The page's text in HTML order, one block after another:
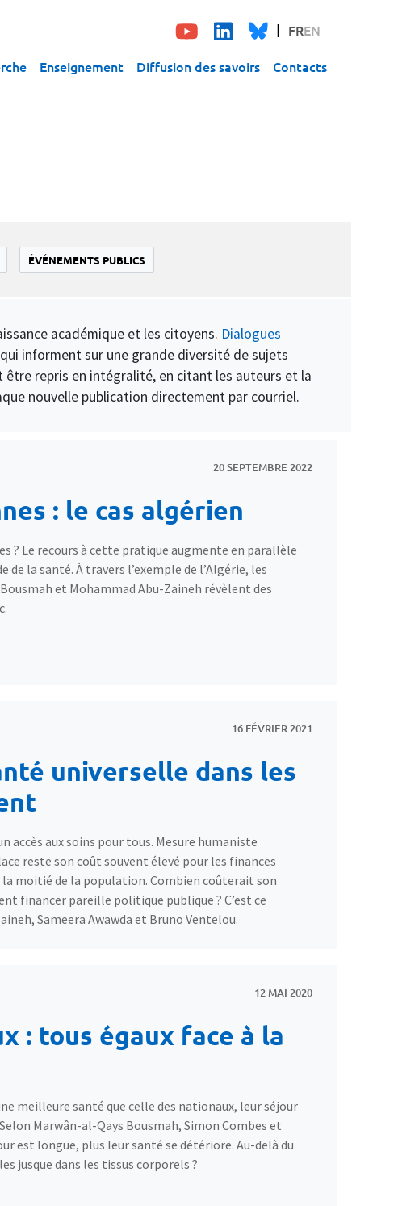
FREN
Enseignement Diffusion des savoirs Contacts
ÉVÉNEMENTS PUBLICS
académique et les citoyens. Dialogues
informent sur une grande diversité de sujets
être repris en intégralité, en citant les auteurs et la
nouvelle publication directement par courriel.
: le cas algérien
? Le recours à cette pratique augmente en parallèle
la santé. À travers l’exemple de l’Algérie, les
et Mohammad Abu-Zaineh révèlent des
20 SEPTEMBRE 2022
universelle dans les
accès aux soins pour tous. Mesure humaniste
reste son coût souvent élevé pour les finances
la moitié de la population. Combien coûterait son
financer pareille politique publique ? C’est ce
Sameera Awawda et Bruno Ventelou.
16 FÉVRIER 2021
: tous égaux face à la
meilleure santé que celle des nationaux, leur séjour
Marwân-al-Qays Bousmah, Simon Combes et
est longue, plus leur santé se détériore. Au-delà du
jusque dans les tissus corporels ?
12 MAI 2020